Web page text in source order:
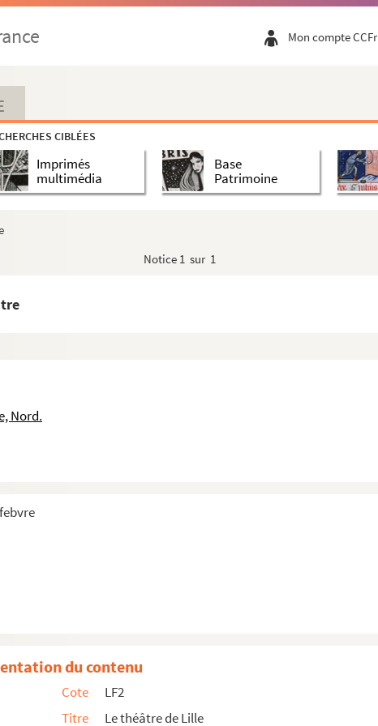
Mon compte CCFr
CIBLÉES
Imprimés
multimédia
Base
Patrimoine
Notice 1 sur 1
Nord.
du contenu
Cote
LF2
Titre
Le théâtre de Lille